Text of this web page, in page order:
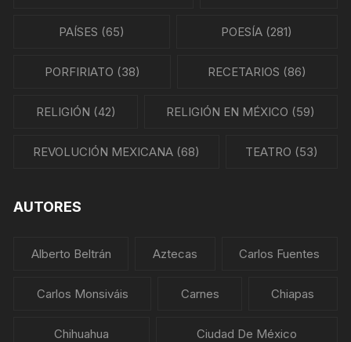
PAÍSES (65) POESÍA (281)
PORFIRIATO (38) RECETARIOS (86)
RELIGIÓN (42) RELIGIÓN EN MÉXICO (59)
REVOLUCIÓN MEXICANA (68) TEATRO (53)
AUTORES
Alberto Beltrán Aztecas Carlos Fuentes
Carlos Monsiváis Carnes Chiapas
Chihuahua Ciudad De México